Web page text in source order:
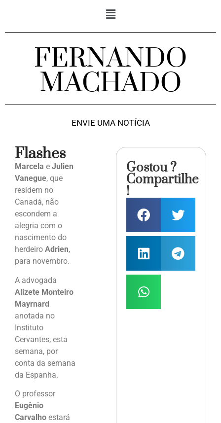
FERNANDO
MACHADO
ENVIE UMA NOTÍCIA
Flashes
Marcela e Julien
Vanegue, que
residem no
Canadá, não
escondem a
alegria com o
nascimento do
herdeiro Adrien,
para novembro.
A advogada
Alizete Monteiro
Mayrnard
anotada no
Instituto
Cervantes, esta
semana, por
conta da semana
da Espanha.
O professor
Eugênio
Carvalho estará
Gostou ?
Compartilhe
!